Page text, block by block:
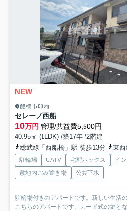
NEW
船橋市印内
セレーノ西船
10万円 管理/共益費5,500円
40.95㎡ (1LDK) /築17年 /2階建
総武線「西船橋」駅 徒歩13分
東西
駐輪場 CATV 宅配ボックス
イ
敷地内ごみ置き場
公共下水
駐輪場付きのアパートです。新しい生活
こちらのアパートです。カード式の鍵と